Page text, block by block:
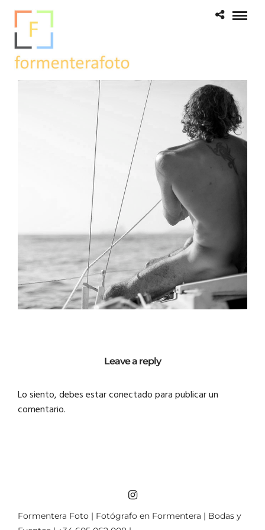
Leave a reply
Lo siento, debes estarconectadopara publicar un
comentario.
Formentera Foto | Fotógrafo en Formentera | Bodas y